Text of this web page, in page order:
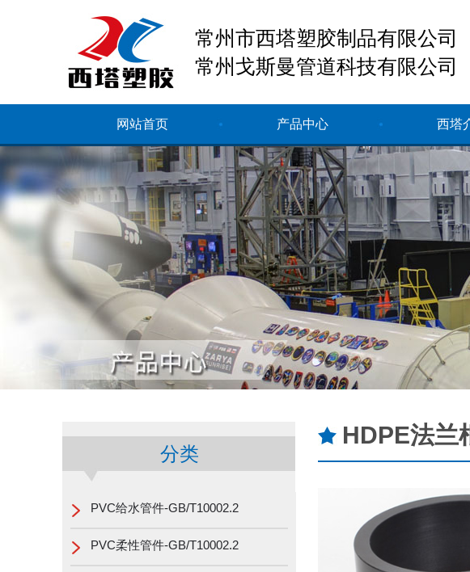
常州市西塔塑胶制品有限公司
常州戈斯曼管道科技有限公司
网站首页 产品中心 西塔
分类
PVC给水管件-GB/T10002.2
PVC柔性管件-GB/T10002.2
HDPE法兰